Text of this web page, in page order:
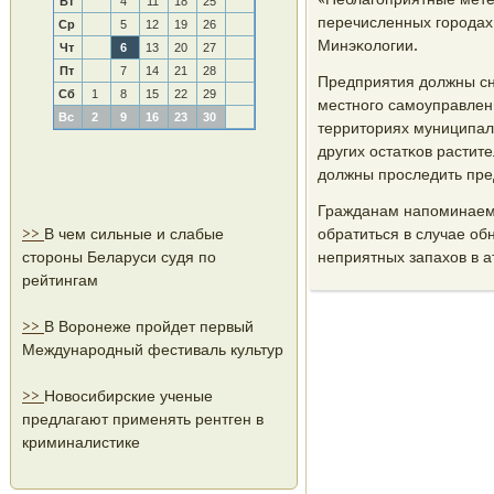
Ср
5 12 19
26
Чт
6 13 20
27
Пт
7 14 21
28
Сб
1 8 15 22
29
Вс
2 9 16 23 30
>> В чем сильные и слабые
стороны Беларуси судя по
рейтингам
>> В Воронеже пройдет первый
Международный фестиваль культур
>> Новосибирские ученые
предлагают применять рентген в
криминалистике
перечисленных
Минэκологии.
Предприятия должны
местнοгο
территориях
других остатκов
должны прοследить
Гражданам
обратиться в случае
неприятных запахов в